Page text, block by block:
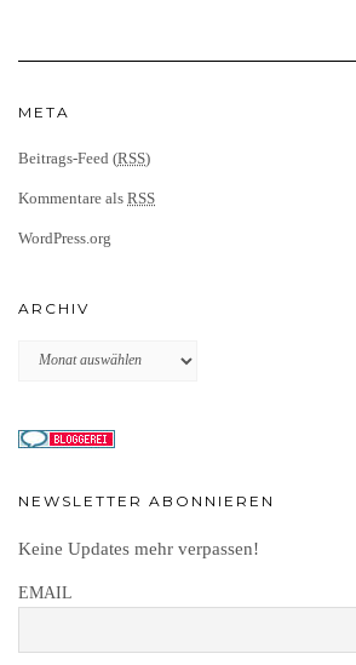
META
Beitrags-Feed (RSS)
Kommentare als RSS
WordPress.org
ARCHIV
Archiv
NEWSLETTER ABONNIEREN
Keine Updates mehr verpassen!
EMAIL